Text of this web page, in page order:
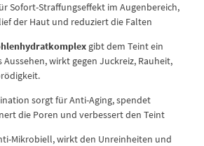
Sofort-Straffungseffekt im Augenbereich,
der Haut und reduziert die Falten
gibt dem Teint ein
Aussehen, wirkt gegen Juckreiz, Rauheit,
sorgt für Anti-Aging, spendet
die Poren und verbessert den Teint
Mikrobiell, wirkt den Unreinheiten und